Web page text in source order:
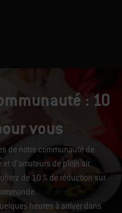
: 10
vous
de notre communauté de
d’amateurs de plein air.
de 10 % de réduction sur
heures à arriver dans